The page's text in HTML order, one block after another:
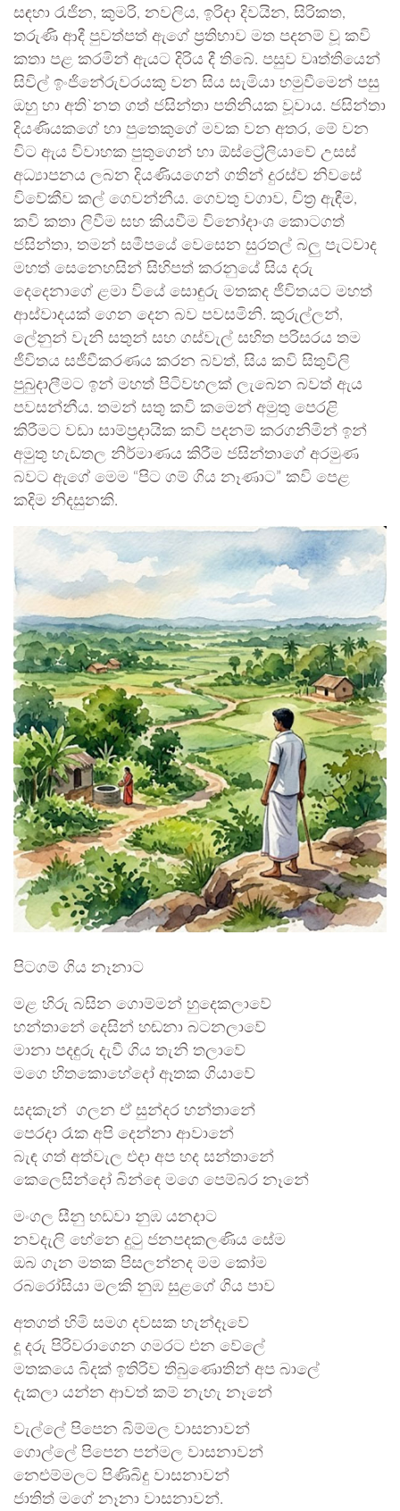
සඳහා රැජින, කුමරි, නවලිය, ඉරිදා දිවයින, සිරිකත,
තරුණි ආදී පුවත්පත් ඇගේ ප්‍රතිභාව මත පදනම් වූ කවි
කතා පළ කරමින් ඇයට දිරිය දී තිබේ. පසුව වෘත්තියෙන්
සිවිල් ඉංජිනේරුවරයකු වන සිය සැමියා හමුවීමෙන් පසු
ඔහු හා අති`නත ගත් ජසින්තා පතිනියක වූවාය. ජසින්තා
දියණියකගේ හා පුතෙකුගේ මවක වන අතර, මේ වන
විට ඇය විවාහක පුතුගෙන් හා ඕස්ට්‍රේලියාවේ උසස්
අධ්‍යාපනය ලබන දියණියගෙන් ගතින් දුරස්ව නිවසේ
විවේකීව කල් ගෙවන්නීය. ගෙවතු වගාව, චිත්‍ර ඇඳීම,
කවි කතා ලිවීම සහ කියවීම විනෝදාංශ කොටගත්
ජසින්තා, තමන් සමීපයේ වෙසෙන සුරතල් බලු පැටවාද
මහත් සෙනෙහසින් සිහිපත් කරනුයේ සිය දරු
දෙදෙනාගේ ළමා වියේ සොඳුරු මතකද ජීවිතයට මහත්
ආස්වාදයක් ගෙන දෙන බව පවසමිනි. කුරුල්ලන්,
ලේනුන් වැනි සතුන් සහ ගස්වැල් සහිත පරිසරය තම
ජීවිතය සජීවීකරණය කරන බවත්, සිය කවි සිතුවිලි
පුබුදාලීමට ඉන් මහත් පිටිවහලක් ලැබෙන බවත් ඇය
පවසන්නීය. තමන් සතු කවි කමෙන් අමුතු පෙරළි
කිරීමට වඩා සාම්ප්‍රදායික කවි පදනම් කරගනිමින් ඉන්
අමුතු හැඩතල නිර්මාණය කිරීම ජසින්තාගේ අරමුණ
බවට ඇගේ මෙම “පිට ගම් ගිය නෑණාට” කවි පෙළ
කදිම නිදසුනකි.
පිටගම් ගිය නෑනාට
මළ හිරු බසින ගොම්මන් හුදෙකලාවේ
හන්තානේ දෙසින් හඬනා බටනලාවේ
මානා පදඳුරු දැවී ගිය තැනි තලාවේ
මගෙ හිතකොහේදෝ ඈතක ගියාවේ
සදකැන් ගලන ඒ සුන්දර හන්තානේ
පෙරදා රෑක අපි දෙන්නා ආවානේ
බැඳ ගත් අත්වැල එදා අප හද සන්තානේ
කෙලෙසින්දෝ බින්ඳෙ මගෙ පෙම්බර නෑනේ
මංගල සීනු හඩවා නුඹ යනදාට
නවදැලි හේනෙ දුටු ජනපදකලණිය සේම
ඔබ ගැන මතක පිසලන්නද මම කෝම
රබරෝසියා මලකි නුඹ සුළගේ ගිය පාව
අතගත් හිමි සමග දවසක හැන්දෑවේ
දූ දරු පිරිවරාගෙන ගමරට එන වේලේ
මතකයෙ බිදක් ඉතිරිව තිබුණොතින් අප බාලේ
දැකලා යන්න ආවත් කම් නැහැ නෑනේ
වැල්ලේ පිපෙන බිම්මල වාසනාවන්
ගොල්ලේ පිපෙන පන්මල වාසනාවන්
නෙළුම්මලට පිණිබිදු වාසනාවන්
ජාතිත් මගේ නෑනා වාසනාවන්.